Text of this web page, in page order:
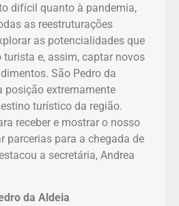
difícil quanto à pandemia,
as reestruturações
as potencialidades que
turista e, assim, captar novos
São Pedro da
posição extremamente
turístico da região.
receber e mostrar o nosso
parcerias para a chegada de
a secretária, Andrea
da Aldeia